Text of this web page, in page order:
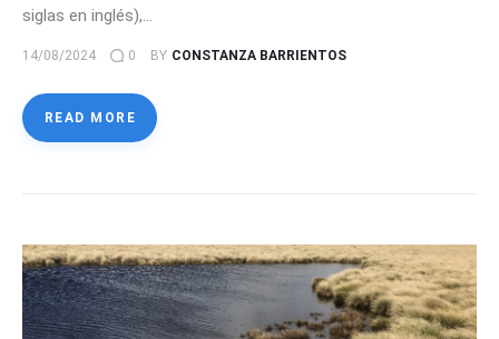
siglas en inglés),…
14/08/2024 0 BY CONSTANZA BARRIENTOS
READ MORE